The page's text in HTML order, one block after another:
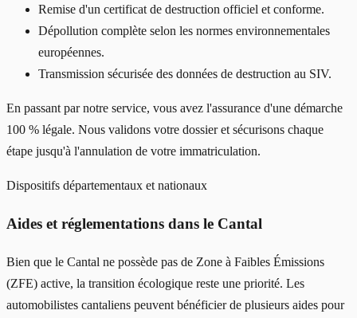
Remise d'un certificat de destruction officiel et conforme.
Dépollution complète selon les normes environnementales
européennes.
Transmission sécurisée des données de destruction au SIV.
En passant par notre service, vous avez l'assurance d'une démarche
100 % légale. Nous validons votre dossier et sécurisons chaque
étape jusqu'à l'annulation de votre immatriculation.
Dispositifs départementaux et nationaux
Aides et réglementations dans le Cantal
Bien que le Cantal ne possède pas de Zone à Faibles Émissions
(ZFE) active, la transition écologique reste une priorité. Les
automobilistes cantaliens peuvent bénéficier de plusieurs aides pour